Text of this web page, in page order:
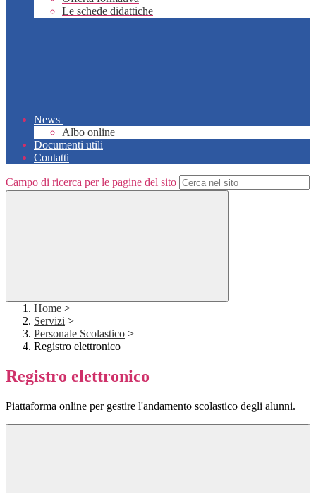
Le schede didattiche
News
Albo online
Documenti utili
Contatti
Campo di ricerca per le pagine del sito
Home >
Servizi >
Personale Scolastico >
Registro elettronico
Registro elettronico
Piattaforma online per gestire l'andamento scolastico degli alunni.